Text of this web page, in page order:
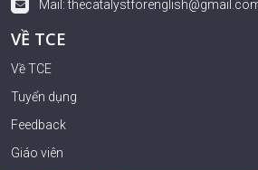
Mail:
VỀ TCE
Về TCE
Tuyển dụng
Feedback
Giáo viên